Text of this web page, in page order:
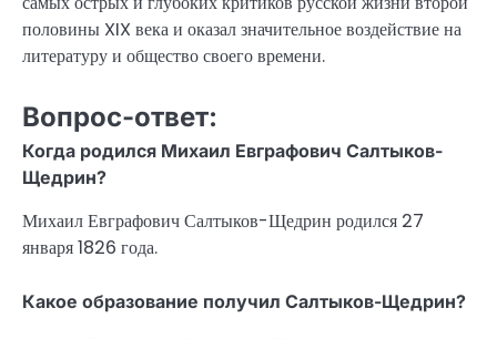
половины XIX века и оказал значительное воздействие на
литературу и общество своего времени.
Вопрос-ответ:
Когда родился Михаил Евграфович Салтыков-
Щедрин?
Михаил Евграфович Салтыков-Щедрин родился 27
января 1826 года.
Какое образование получил Салтыков-Щедрин?